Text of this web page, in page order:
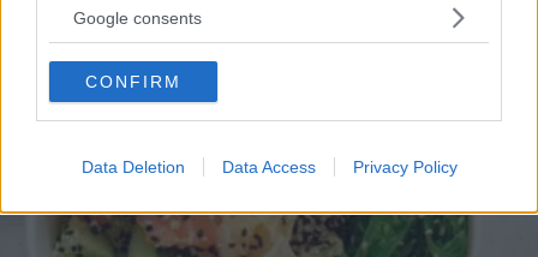
not limited to your visit or usage behaviour. You may click to
use your data for below specified purposes in below Google
consent section.
Google consents
CONFIRM
Data Deletion Data Access Privacy Policy